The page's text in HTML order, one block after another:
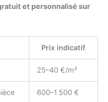
et personnalisé sur
Prix indicatif
25–40 €/m²
600–1 500 €